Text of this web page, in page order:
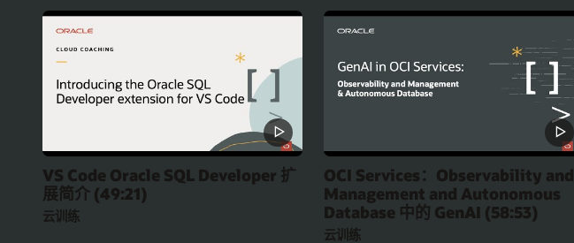
VS Code Oracle SQL Developer 扩
展简介 (49:21)
云训练
OCI Services：Observability and
Management and Autonomous
Database 中的 GenAI (58:53)
云训练